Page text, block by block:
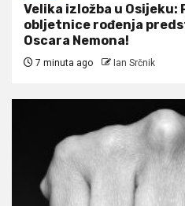
Velika izložba u Osijeku:
obljetnice rođenja
Oscara Nemona!
7 minuta ago Ian Srčnik